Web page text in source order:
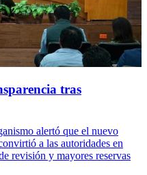
tras
alertó que el nuevo
a las autoridades en
revisión y mayores reservas